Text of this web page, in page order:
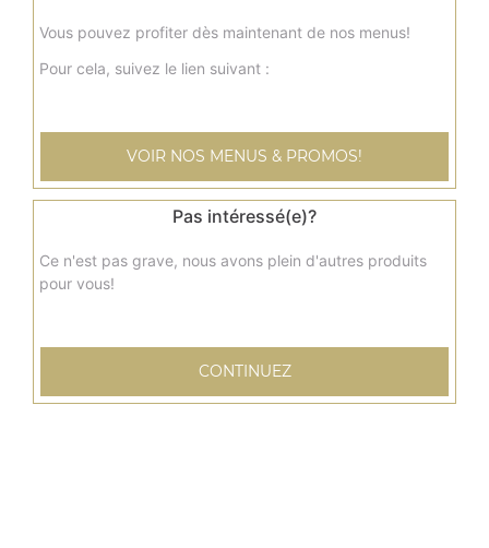
Fondant au chocolat
3.50€
3.00€
Tiramisu
Glace ben & jerry's 100 ml
4.00€
Vous pouvez profiter dès maintenant de nos menus!
Pour cela, suivez le lien suivant :
VOIR NOS MENUS & PROMOS!
Pas intéressé(e)?
Ce n'est pas grave, nous avons plein d'autres produits
pour vous!
CONTINUEZ